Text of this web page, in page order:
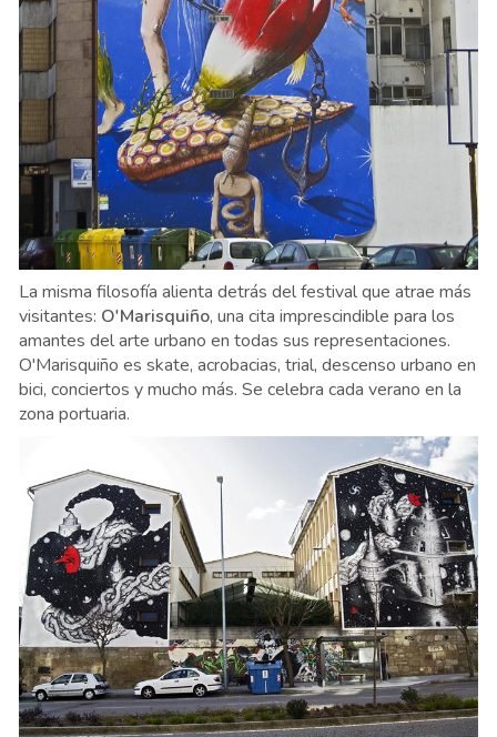
La misma filosofía alienta detrás del festival que atrae más
visitantes: O'Marisquiño, una cita imprescindible para los
amantes del arte urbano en todas sus representaciones.
O'Marisquiño es skate, acrobacias, trial, descenso urbano en
bici, conciertos y mucho más. Se celebra cada verano en la
zona portuaria.